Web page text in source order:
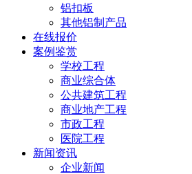
铝扣板
其他铝制产品
在线报价
案例鉴赏
学校工程
商业综合体
公共建筑工程
商业地产工程
市政工程
医院工程
新闻资讯
企业新闻